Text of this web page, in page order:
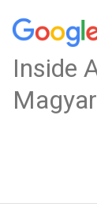
Inside